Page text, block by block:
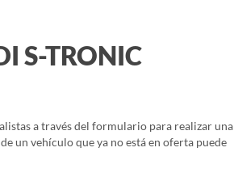
S-TRONIC
a través del formulario para realizar una
un vehículo que ya no está en oferta puede